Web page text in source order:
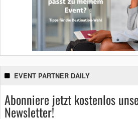
EVENT PARTNER DAILY
Abonniere jetzt kostenlos
Newsletter!